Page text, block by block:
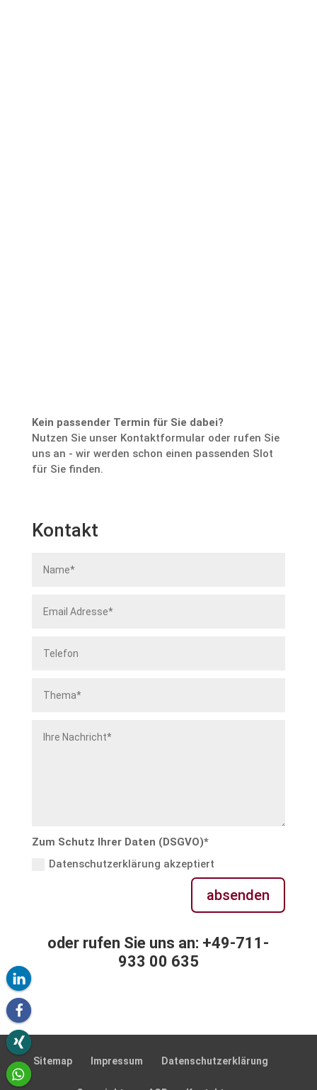
Kein passender Termin für Sie dabei?
Nutzen Sie unser Kontaktformular oder rufen Sie
uns an - wir werden schon einen passenden Slot
für Sie finden.
Kontakt
Zum Schutz Ihrer Daten (DSGVO)*
Datenschutzerklärung akzeptiert
absenden
oder rufen Sie uns an: +49-711-
933 00 635
Sitemap Impressum Daten­schutz­er­klä­rung